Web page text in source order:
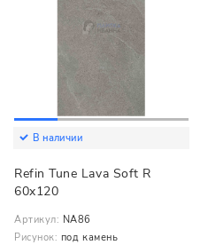
В наличии
Refin Tune Lava Soft R
60x120
Артикул: NA86
Рисунок: под камень